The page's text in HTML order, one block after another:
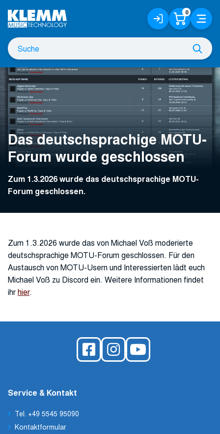
Hauptinhalt
Suche
nach
Anmelden
/
Registrieren
0 Menü
Das deutschsprachige MOTU-
Forum wurde geschlossen
Zum 1.3.2026 wurde das deutschsprachige MOTU-
Forum geschlossen.
Zum 1.3.2026 wurde das von Michael Voß moderierte
deutschsprachige MOTU-Forum geschlossen. Für den
Austausch von MOTU-Usern und Interessierten lädt euch
Michael Voß zu Discord ein. Weitere Informationen findet
ihrhier.
Service & Kontakt
Tel. +49 5545 95090
Kontaktformular